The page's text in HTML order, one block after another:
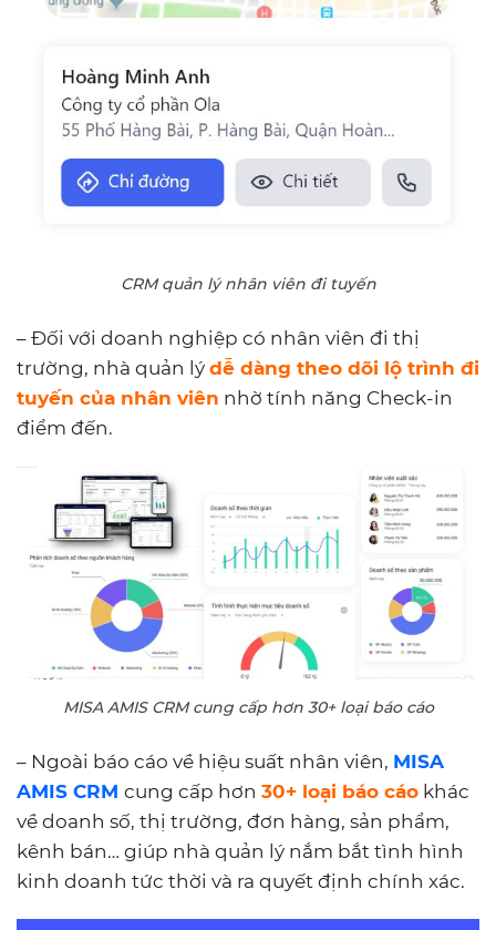
CRM quản lý nhân viên đi tuyến
– Đối với doanh nghiệp có nhân viên đi thị
trường, nhà quản lý dễ dàng theo dõi lộ trình đi
tuyến của nhân viên nhờ tính năng Check-in
điểm đến.
MISA AMIS CRM cung cấp hơn 30+ loại báo cáo
– Ngoài báo cáo về hiệu suất nhân viên, MISA
AMIS CRM cung cấp hơn 30+ loại báo cáo khác
về doanh số, thị trường, đơn hàng, sản phẩm,
kênh bán… giúp nhà quản lý nắm bắt tình hình
kinh doanh tức thời và ra quyết định chính xác.